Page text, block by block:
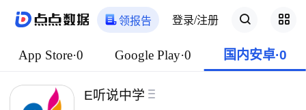
领报告 登录/注册
App Store·0 Google Play·0 国内安卓·0
E听说中学